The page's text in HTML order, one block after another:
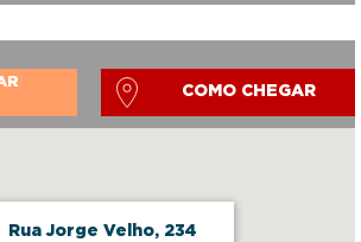
Rua Jorge Velho, 234
COMO CHEGAR